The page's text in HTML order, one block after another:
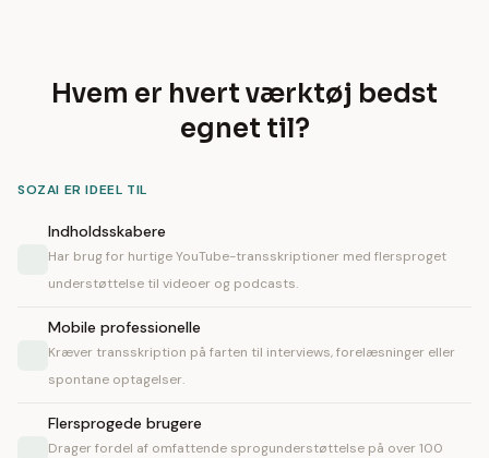
Hvem er hvert værktøj bedst
egnet til?
SOZAI ER IDEEL TIL
Indholdsskabere
Har brug for hurtige YouTube-transskriptioner med flersproget
understøttelse til videoer og podcasts.
Mobile professionelle
Kræver transskription på farten til interviews, forelæsninger eller
spontane optagelser.
Flersprogede brugere
Drager fordel af omfattende sprogunderstøttelse på over 100